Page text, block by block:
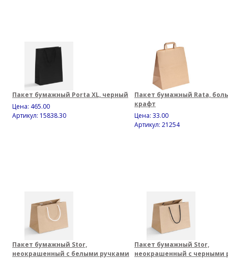
Пакет бумажный Porta XL, черный
Цена: 465.00
Артикул: 15838.30
Пакет бумажный Rata,
крафт
Цена: 33.00
Артикул: 21254
Пакет бумажный Stor,
неокрашенный с белыми ручками
Пакет бумажный Stor,
неокрашенный с черными